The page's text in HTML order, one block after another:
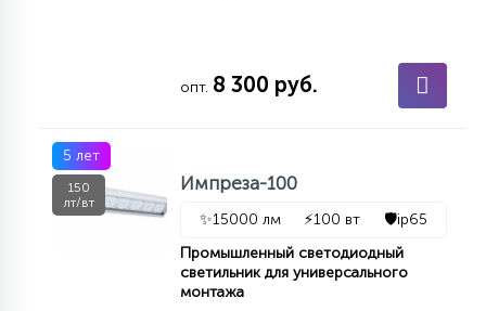
опт. 8 300 руб.
5 лет
150
лт/вт
Импреза-100
✨15000 лм ⚡100 вт 🛡️ip65
Промышленный светодиодный
светильник для универсального
монтажа